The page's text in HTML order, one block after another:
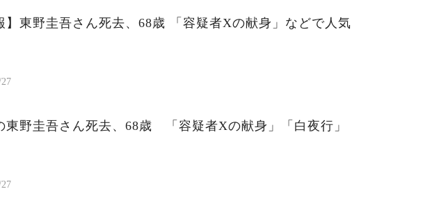
】東野圭吾さん死去、68歳 「容疑者Xの献身」などで人気
東野圭吾さん死去、68歳 「容疑者Xの献身」「白夜行」